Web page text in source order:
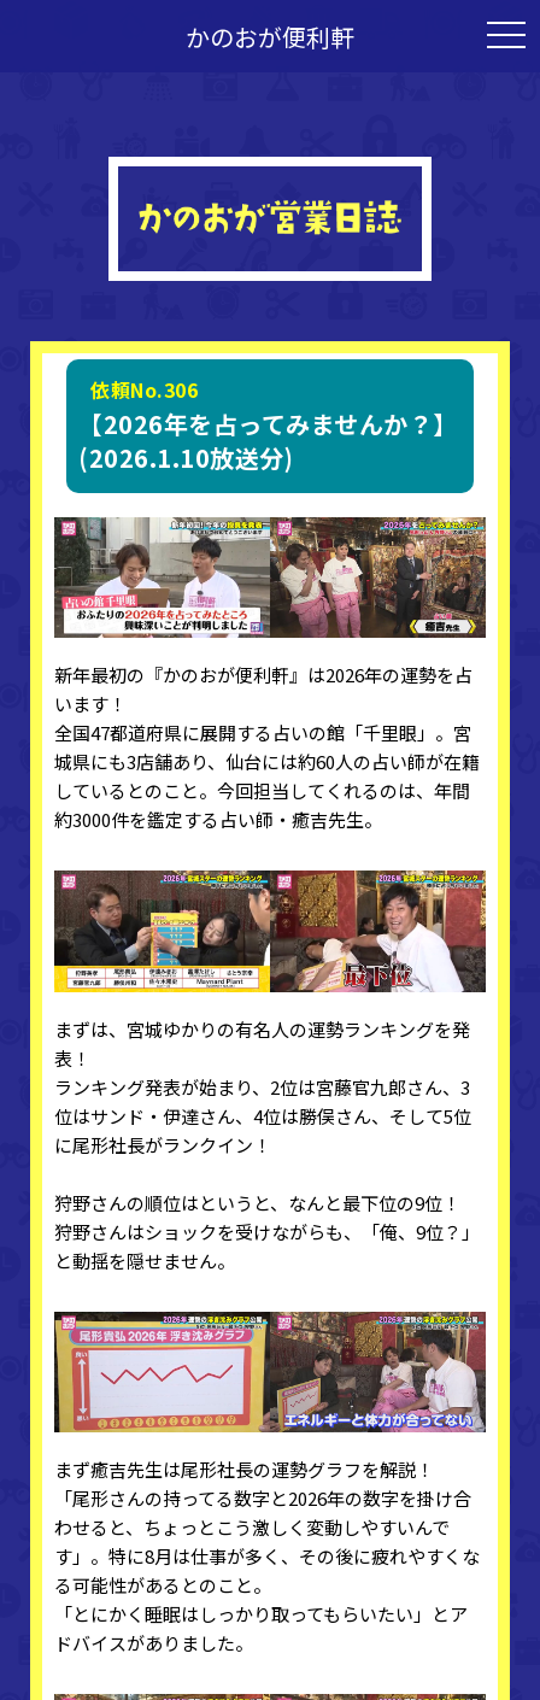
かのおが便利軒
依頼No.306
【2026年を占ってみませんか？】
(2026.1.10放送分)
新年最初の『かのおが便利軒』は2026年の運勢を占
います！
全国47都道府県に展開する占いの館「千里眼」。宮
城県にも3店舗あり、仙台には約60人の占い師が在籍
しているとのこと。今回担当してくれるのは、年間
約3000件を鑑定する占い師・癒吉先生。
まずは、宮城ゆかりの有名人の運勢ランキングを発
表！
ランキング発表が始まり、2位は宮藤官九郎さん、3
位はサンド・伊達さん、4位は勝俣さん、そして5位
に尾形社長がランクイン！
狩野さんの順位はというと、なんと最下位の9位！
狩野さんはショックを受けながらも、「俺、9位？」
と動揺を隠せません。
まず癒吉先生は尾形社長の運勢グラフを解説！
「尾形さんの持ってる数字と2026年の数字を掛け合
わせると、ちょっとこう激しく変動しやすいんで
す」。特に8月は仕事が多く、その後に疲れやすくな
る可能性があるとのこと。
「とにかく睡眠はしっかり取ってもらいたい」とア
ドバイスがありました。